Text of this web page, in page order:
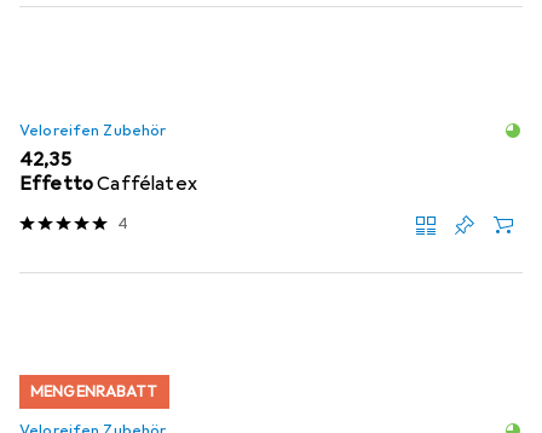
Veloreifen Zubehör
EUR
42,35
EffettoCaffélatex
4
MENGENRABATT